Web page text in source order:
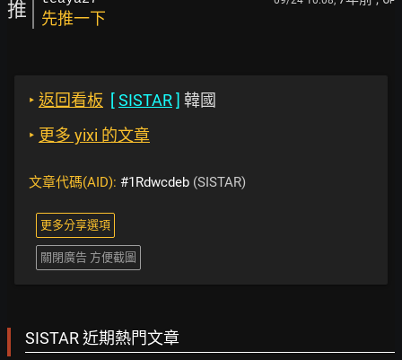
推 先推一下
‣ 返回看板 [SISTAR] 韓國
‣ 更多 yixi 的文章
文章代碼(AID): #1Rdwcdeb (SISTAR)
更多分享選項
關閉廣告 方便截圖
SISTAR 近期熱門文章